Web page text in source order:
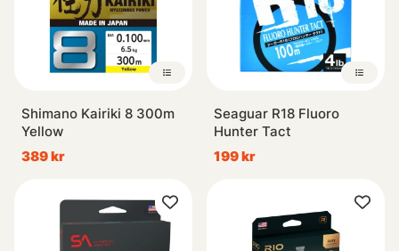
Shimano Kairiki 8 300m
Yellow
389 kr
Seaguar R18 Fluoro
Hunter Tact
199 kr